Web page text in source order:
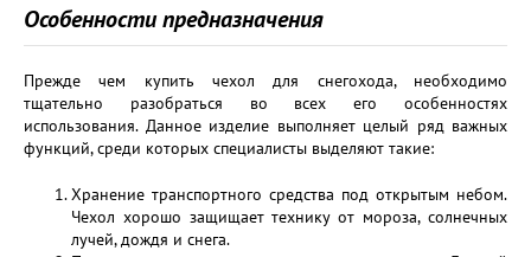
Особенности предназначения
Прежде чем купить чехол для снегохода, необходимо
тщательно разобраться во всех его особенностях
использования. Данное изделие выполняет целый ряд важных
функций, среди которых специалисты выделяют такие:
Хранение транспортного средства под открытым небом.
Чехол хорошо защищает технику от мороза, солнечных
лучей, дождя и снега.